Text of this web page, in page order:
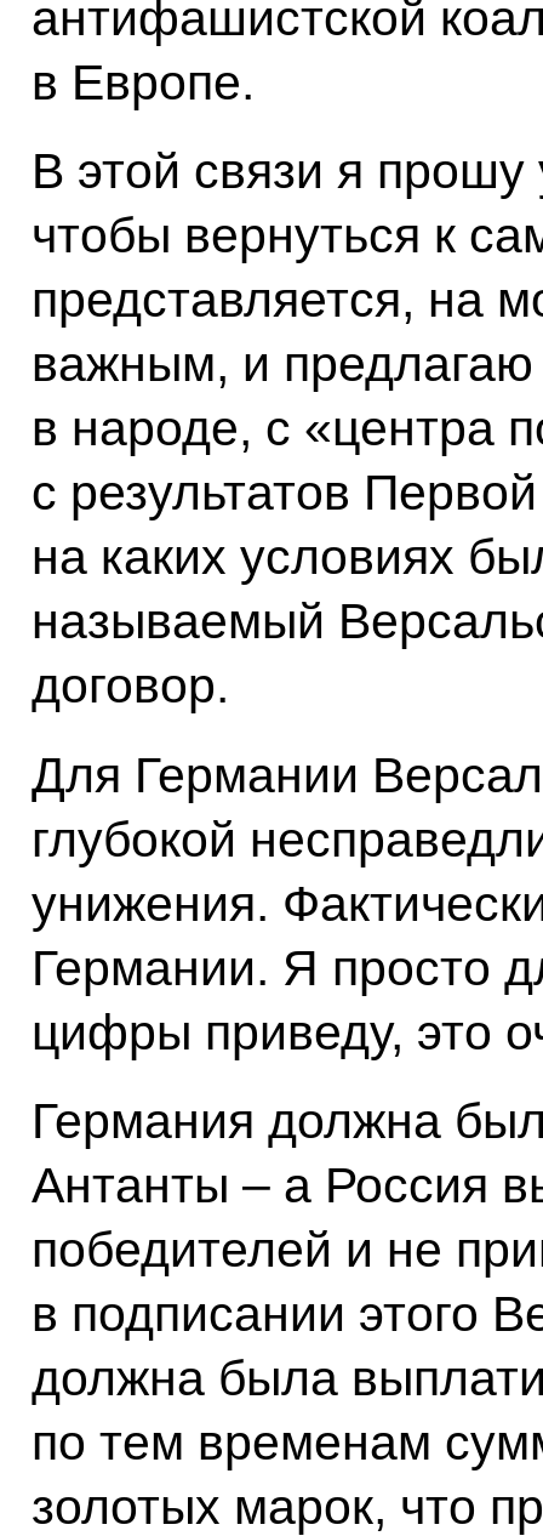
антифашистской
в Европе.
В этой связи я прошу
чтобы вернуться к
представляется, на
важным, и предлагаю
в народе, с «центра
с результатов
на каких условиях
называемый
договор.
Для Германии
глубокой
унижения.
Германии. Я просто
цифры приведу, это
Германия должна
Антанты – а Россия
победителей и не
в подписании этого
должна была
по тем временам
золотых марок, что